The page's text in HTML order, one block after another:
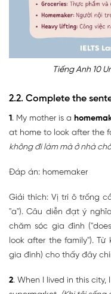
Tiếng Anh 10
2.2. Complete the
1 . My mother is a
at home to look after the
không đi làm mà ở nhà
Đáp án: homemaker
Giải thích: Vị trí ô trống
"a"). Câu diễn đạt ý
chăm sóc gia đình
look after the family").
gia đình) cho thấy đây
2. When I lived in this city,